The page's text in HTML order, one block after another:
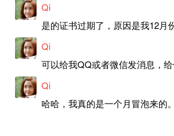
Qi
Qi
Qi
哈哈，我真的是一个月冒泡来的。